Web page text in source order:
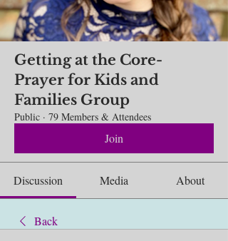
Getting at the Core-
Prayer for Kids and
Families Group
Public · 79 Members & Attendees
Join
Discussion Media About
Back